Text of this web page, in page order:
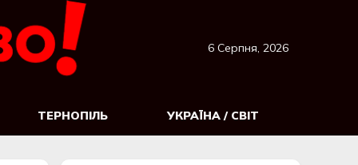
6 Серпня, 2026
ТЕРНОПІЛЬ УКРАЇНА / СВІТ